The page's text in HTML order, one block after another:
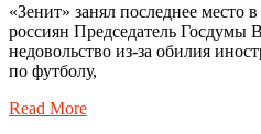
«Зенит» занял последнее
россиян Председатель Госдумы
недовольство из-за обилия
по футболу,
Read More